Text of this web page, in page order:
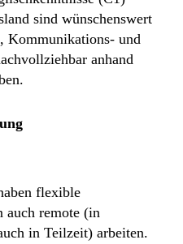
sind wünschenswert
Kommunikations- und
anhand
flexible
auch remote (in
in Teilzeit) arbeiten.